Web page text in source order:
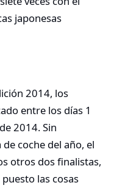
japonesas
2014, los
entre los días 1
2014. Sin
coche del año, el
otros dos finalistas,
las cosas